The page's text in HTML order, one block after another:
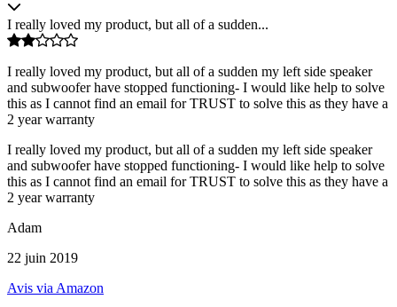
I really loved my product, but all of a sudden...
I really loved my product, but all of a sudden my left side speaker
and subwoofer have stopped functioning- I would like help to solve
this as I cannot find an email for TRUST to solve this as they have a
2 year warranty
I really loved my product, but all of a sudden my left side speaker
and subwoofer have stopped functioning- I would like help to solve
this as I cannot find an email for TRUST to solve this as they have a
2 year warranty
Adam
22 juin 2019
Avis via Amazon